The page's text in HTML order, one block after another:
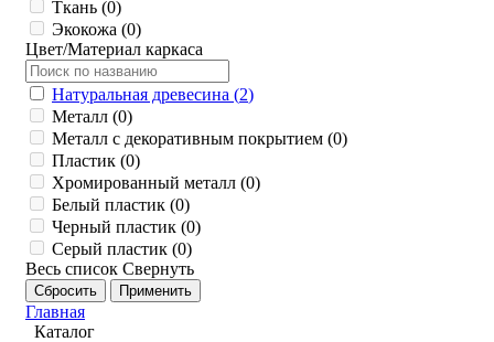
Ткань (0)
Экокожа (0)
Цвет/Материал каркаса
Натуральная древесина (2)
Металл (0)
Металл с декоративным покрытием (0)
Пластик (0)
Хромированный металл (0)
Белый пластик (0)
Черный пластик (0)
Серый пластик (0)
Весь список Свернуть
Главная
Каталог